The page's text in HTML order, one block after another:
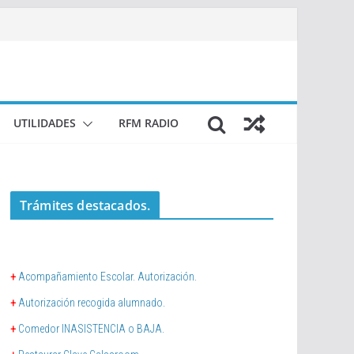
UTILIDADES RFM RADIO
Trámites destacados.
+ Acompañamiento Escolar. Autorización.
+ Autorización recogida alumnado.
+ Comedor INASISTENCIA o BAJA.